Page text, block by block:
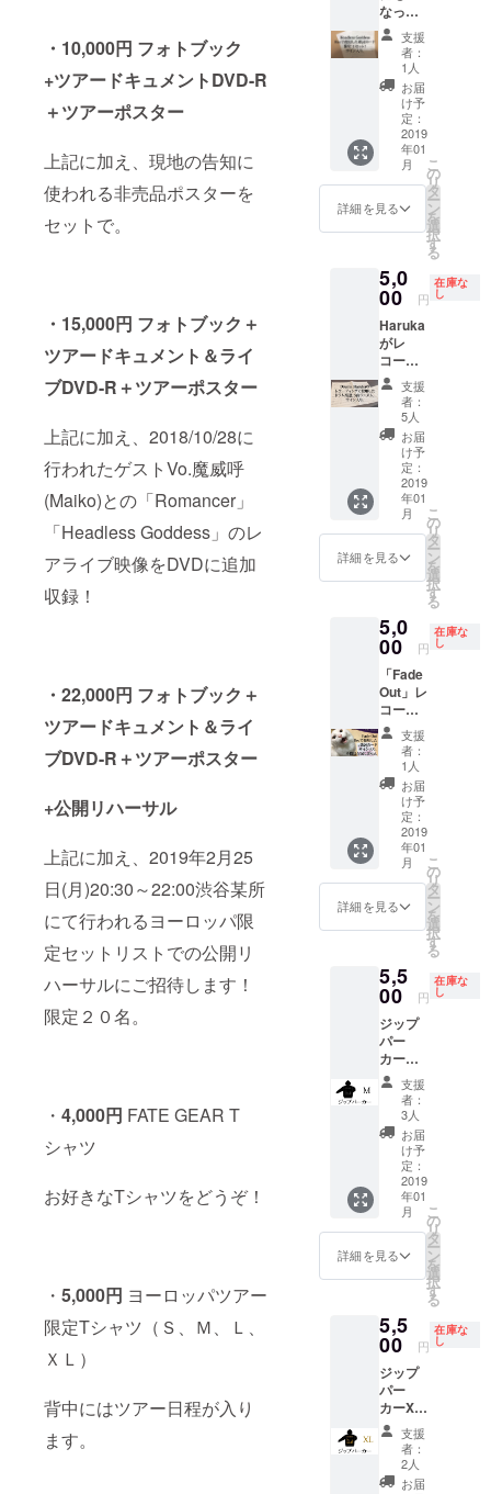
・10,000円 フォトブック
+ツアードキュメントDVD-R
＋ツアーポスター
上記に加え、現地の告知に
使われる非売品ポスターを
セットで。
・15,000円 フォトブック＋
ツアードキュメント＆ライ
ブDVD-R＋ツアーポスター
上記に加え、2018/10/28に
行われたゲストVo.魔威呼
(Maiko)との「Romancer」
「Headless Goddess」のレ
アライブ映像をDVDに追加
収録！
・22,000円 フォトブック＋
ツアードキュメント＆ライ
ブDVD-R＋ツアーポスター
+公開リハーサル
上記に加え、2019年2月25
日(月)20:30～22:00渋谷某所
にて行われるヨーロッパ限
定セットリストでの公開リ
ハーサルにご招待します！
限定２０名。
・ 4,000円 FATE GEAR T
シャツ
お好きなTシャツをどうぞ！
・ 5,000円 ヨーロッパツアー
限定Tシャツ（Ｓ、Ｍ、Ｌ、
ＸＬ）
背中にはツアー日程が入り
ます。
なって
いる
Headle
Goddes
sのレ
コー
ディン
グに
使った
歌詞
カー
ド、限
定1セッ
威呼,
NANA,
Mina隊
長,
Haruka,
Erika,
Yuriの
サイン
入り
で。
支援
者：
1人
お届
け予
定：
2019
年01
月
詳細を見る
こ
の
リ
タ
ー
ン
を
選
択
す
る
5,0
00 円
在庫な
し
Haruka
がレ
コー
ディン
グで使
用した
ドラム
譜面
（Lifer,
Skykille
Headle
ss
Goddes
s, 破壊
の薔薇,
Out) の
中から
ランダ
ムで一
曲！
Haruka,
Erika,
Yuri,
Mina隊
長のサ
イン入
りで。
支援
者：
5人
お届
け予
定：
2019
年01
月
詳細を見る
こ
の
リ
タ
ー
ン
を
選
択
す
る
5,0
00 円
在庫な
し
「Fade
Out」レ
コー
ディン
グで使
用した
Vo.魔威
子直筆
の歌詞
カー
ド！ 魔
威子と
楽器隊
全員の
サイン
入り
支援
者：
1人
お届
け予
定：
2019
年01
月
詳細を見る
こ
の
リ
タ
ー
ン
を
選
択
す
る
5,5
00 円
在庫な
し
ジップ
パー
カーM
サイ
ズ。裏
起毛で
とても
温かい
です。
グレー
のバッ
クプリ
ントで
す。
支援
者：
3人
お届
け予
定：
2019
年01
月
詳細を見る
こ
の
リ
タ
ー
ン
を
選
択
す
る
5,5
00 円
在庫な
し
ジップ
パー
カーXL
サイ
ズ。裏
起毛で
とても
支援
者：
2人
お届